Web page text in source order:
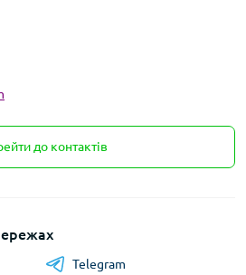
до контактів
Telegram